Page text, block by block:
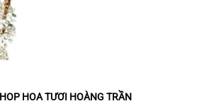
HOA TƯƠI HOÀNG TRẦN